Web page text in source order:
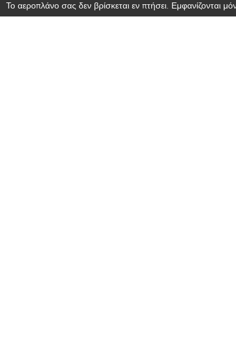
Το αεροπλάνο σας δεν βρίσκεται εν πτήσει. Εμφανίζονται